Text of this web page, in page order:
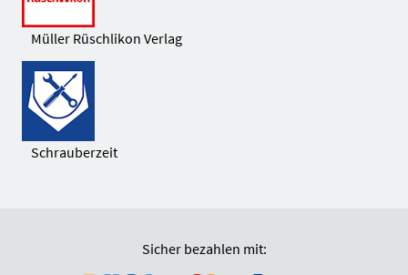
Müller Rüschlikon Verlag
Schrauberzeit
Sicher bezahlen mit: